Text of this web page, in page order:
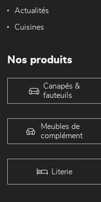
Actualités
Cuisines
Nos produits
Canapés &
fauteuils
Meubles de
complément
Literie